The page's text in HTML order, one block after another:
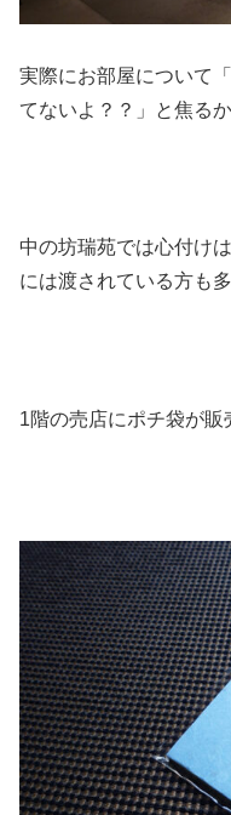
実際にお部屋について
てないよ？？」と焦る
中の坊瑞苑では心付け
には渡されている方も
1階の売店にポチ袋が販